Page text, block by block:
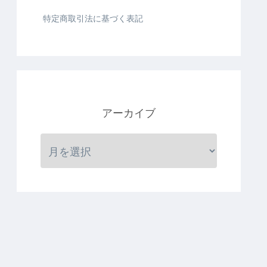
特定商取引法に基づく表記
アーカイブ